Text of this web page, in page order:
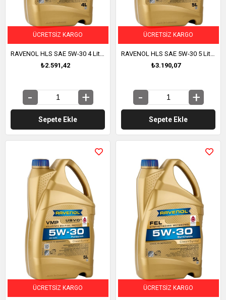
₺2.591,42
Sepete Ekle
ÜCRETSIZ KARGO
₺3.190,07
Sepete Ekle
ÜCRETSIZ KARGO
ÜCRETSIZ KARGO ÜCRETSIZ KARGO